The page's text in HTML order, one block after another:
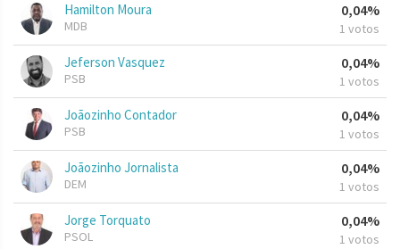
Hamilton Moura
MDB
0,04%
1 votos
Jeferson Vasquez
PSB
0,04%
1 votos
Joãozinho Contador
PSB
0,04%
1 votos
Joãozinho Jornalista
DEM
0,04%
1 votos
Jorge Torquato
PSOL
0,04%
1 votos